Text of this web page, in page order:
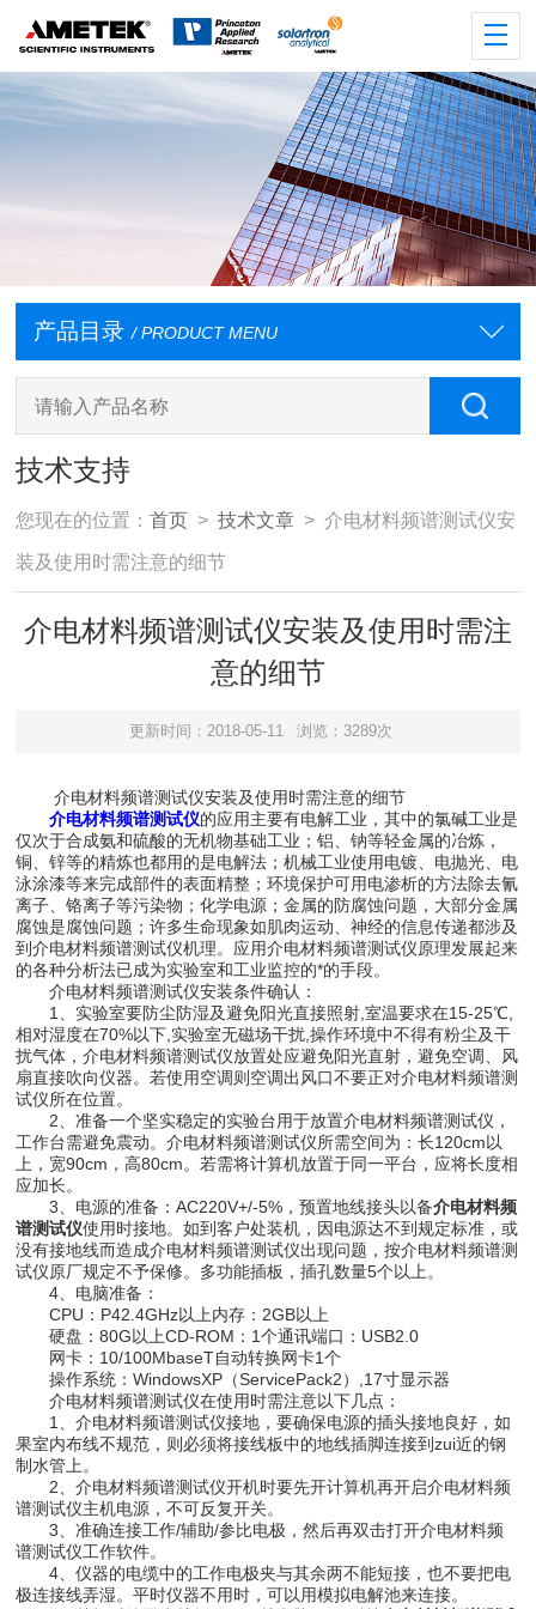
产品目录 / PRODUCT MENU
技术支持
您现在的位置：首页 >技术文章 > 介电材料频谱测试仪安
装及使用时需注意的细节
介电材料频谱测试仪安装及使用时需注
意的细节
更新时间：2018-05-11 浏览：3289次
介电材料频谱测试仪安装及使用时需注意的细节
介电材料频谱测试仪的应用主要有电解工业，其中的氯碱工业是
仅次于合成氨和硫酸的无机物基础工业；铝、钠等轻金属的冶炼，
铜、锌等的精炼也都用的是电解法；机械工业使用电镀、电抛光、电
泳涂漆等来完成部件的表面精整；环境保护可用电渗析的方法除去氰
离子、铬离子等污染物；化学电源；金属的防腐蚀问题，大部分金属
腐蚀是腐蚀问题；许多生命现象如肌肉运动、神经的信息传递都涉及
到介电材料频谱测试仪机理。应用介电材料频谱测试仪原理发展起来
的各种分析法已成为实验室和工业监控的*的手段。
介电材料频谱测试仪安装条件确认：
1、实验室要防尘防湿及避免阳光直接照射,室温要求在15-25℃,
相对湿度在70%以下,实验室无磁场干扰,操作环境中不得有粉尘及干
扰气体，介电材料频谱测试仪放置处应避免阳光直射，避免空调、风
扇直接吹向仪器。若使用空调则空调出风口不要正对介电材料频谱测
试仪所在位置。
2、准备一个坚实稳定的实验台用于放置介电材料频谱测试仪，
工作台需避免震动。介电材料频谱测试仪所需空间为：长120cm以
上，宽90cm，高80cm。若需将计算机放置于同一平台，应将长度相
应加长。
3、电源的准备：AC220V+/-5%，预置地线接头以备介电材料频
谱测试仪使用时接地。如到客户处装机，因电源达不到规定标准，或
没有接地线而造成介电材料频谱测试仪出现问题，按介电材料频谱测
试仪原厂规定不予保修。多功能插板，插孔数量5个以上。
4、电脑准备：
CPU：P42.4GHz以上内存：2GB以上
硬盘：80G以上CD-ROM：1个通讯端口：USB2.0
网卡：10/100MbaseT自动转换网卡1个
操作系统：WindowsXP（ServicePack2）,17寸显示器
介电材料频谱测试仪在使用时需注意以下几点：
1、介电材料频谱测试仪接地，要确保电源的插头接地良好，如
果室内布线不规范，则必须将接线板中的地线插脚连接到zui近的钢
制水管上。
2、介电材料频谱测试仪开机时要先开计算机再开启介电材料频
谱测试仪主机电源，不可反复开关。
3、准确连接工作/辅助/参比电极，然后再双击打开介电材料频
谱测试仪工作软件。
4、仪器的电缆中的工作电极夹与其余两不能短接，也不要把电
极连接线弄湿。平时仪器不用时，可以用模拟电解池来连接。